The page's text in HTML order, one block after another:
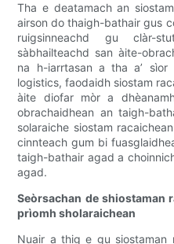
Tha e deatamach an
airson do thaigh-bathair gus
ruigsinneachd gu clàr-
sàbhailteachd san àite-
na h-iarrtasan a tha a’ sìor
logistics, faodaidh siostam
àite diofar mòr a
obrachaidhean an taigh-
solaraiche siostam
cinnteach gum bi
taigh-bathair agad a
agad.
Seòrsachan de shiostaman
prìomh sholaraichean
Nuair a thig e gu siostaman